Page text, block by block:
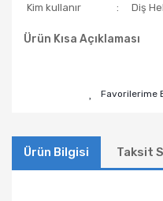
Kim kullanır
Diş
Ürün Kısa Açıklaması
Ürün Bilgisi Taksit